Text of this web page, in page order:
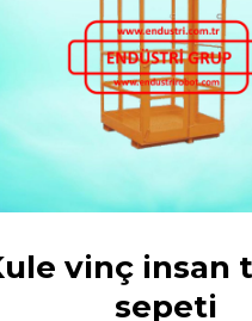
vinç insan
sepeti